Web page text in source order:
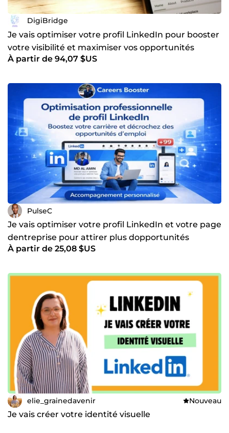
DigiBridge
Je vais optimiser votre profil LinkedIn pour booster
votre visibilité et maximiser vos opportunités
À partir de 94,07 $US
PulseC
Je vais optimiser votre profil LinkedIn et votre page
dentreprise pour attirer plus dopportunités
À partir de 25,08 $US
elie_grainedavenir Nouveau
Je vais créer votre identité visuelle